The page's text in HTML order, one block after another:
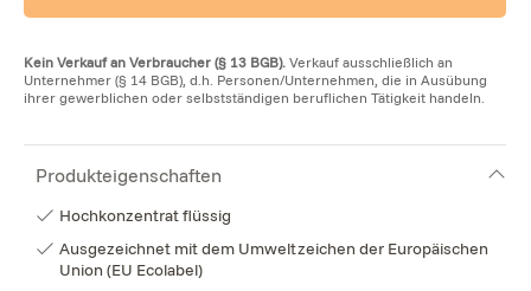
Kein Verkauf an Verbraucher (§ 13 BGB). Verkauf ausschließlich an
Unternehmer (§ 14 BGB), d.h. Personen/Unternehmen, die in Ausübung
ihrer gewerblichen oder selbstständigen beruflichen Tätigkeit handeln.
Produkteigenschaften
Hochkonzentrat flüssig
Ausgezeichnet mit dem Umweltzeichen der Europäischen
Union (EU Ecolabel)